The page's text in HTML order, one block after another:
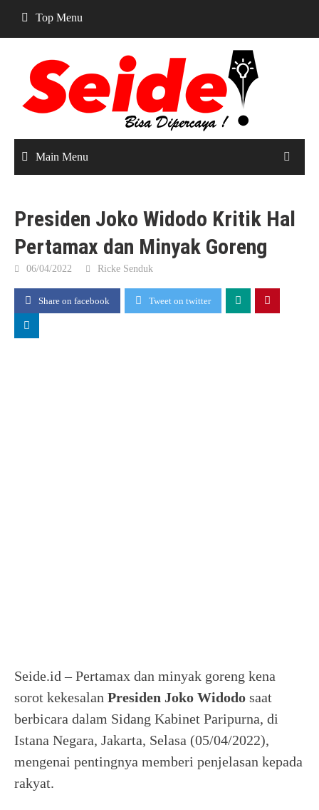
content
Top Menu
Main Menu
Presiden Joko Widodo Kritik Hal
Pertamax dan Minyak Goreng
06/04/2022 Ricke Senduk
Share on facebook Tweet on twitter
Seide.id – Pertamax dan minyak goreng kena
sorot kekesalan Presiden Joko Widodo saat
berbicara dalam Sidang Kabinet Paripurna, di
Istana Negara, Jakarta, Selasa (05/04/2022),
mengenai pentingnya memberi penjelasan kepada
rakyat.